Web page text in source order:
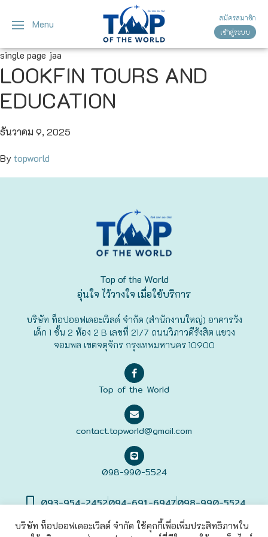
Menu
สมัครสมาชิก
เข้าสู่ระบบ
single page jaa
LOOKFIN TOURS AND
EDUCATION
ธันวาคม 9, 2025
Bytopworld
Top of the World
อุ่นใจ ไว้วางใจ เมื่อใช้บริการ
บริษัท ท็อปออฟเดอะเวิลด์ จำกัด (สำนักงานใหญ่) อาคารวัง
เด็ก 1 ชั้น 2 ห้อง 2 B เลขที่ 21/7 ถนนวิภาวดีรังสิต แขวง
จอมพล เขตจตุจักร กรุงเทพมหานคร 10900
Top of the World
contact.topworld@gmail.com
098-990-5524
093-954-2452094-691-6947098-990-5524
บริษัท ท็อปออฟเดอะเวิลด์ จำกัด ใช้คุกกี้เพื่อเพิ่มประสิทธิภาพใน
ญี่ปุ่นทัวร์ญี่ปุ่น
โตเกียว
โอซาก้า
เกียวโต
ฟูระโนะ
ฮอกไกโด
เวียดนาม
ทัวร์เวียดนาม